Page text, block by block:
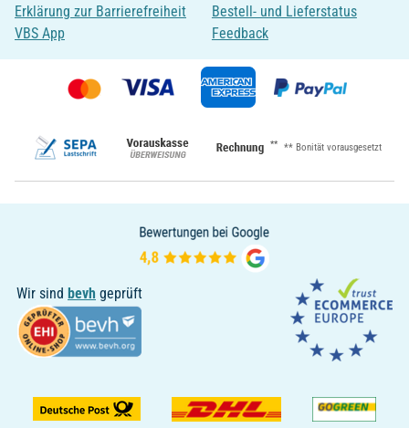
Erklärung zur Barrierefreiheit
VBS App
Bestell- und Lieferstatus
Feedback
** ** Bonität vorausgesetzt
Wir sind bevh geprüft